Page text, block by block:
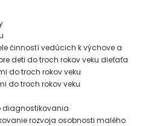
činností vedúcich k výchove a
deti do troch rokov veku dieťaťa
do troch rokov veku
do troch rokov veku
diagnostikovania
rozvoja osobnosti malého